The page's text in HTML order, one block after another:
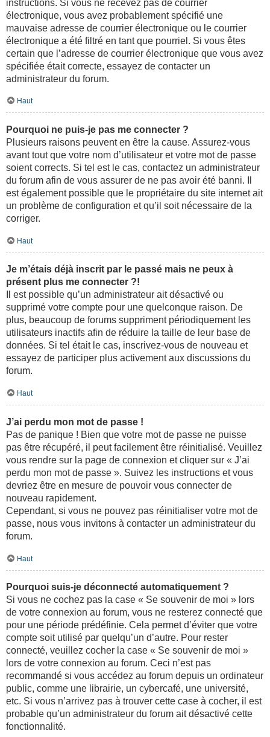
instructions. Si vous ne recevez pas de courrier
électronique, vous avez probablement spécifié une
mauvaise adresse de courrier électronique ou le courrier
électronique a été filtré en tant que pourriel. Si vous êtes
certain que l’adresse de courrier électronique que vous avez
spécifiée était correcte, essayez de contacter un
administrateur du forum.
Haut
Pourquoi ne puis-je pas me connecter ?
Plusieurs raisons peuvent en être la cause. Assurez-vous
avant tout que votre nom d’utilisateur et votre mot de passe
soient corrects. Si tel est le cas, contactez un administrateur
du forum afin de vous assurer de ne pas avoir été banni. Il
est également possible que le propriétaire du site internet ait
un problème de configuration et qu’il soit nécessaire de la
corriger.
Haut
Je m’étais déjà inscrit par le passé mais ne peux à
présent plus me connecter ?!
Il est possible qu’un administrateur ait désactivé ou
supprimé votre compte pour une quelconque raison. De
plus, beaucoup de forums suppriment périodiquement les
utilisateurs inactifs afin de réduire la taille de leur base de
données. Si tel était le cas, inscrivez-vous de nouveau et
essayez de participer plus activement aux discussions du
forum.
Haut
J’ai perdu mon mot de passe !
Pas de panique ! Bien que votre mot de passe ne puisse
pas être récupéré, il peut facilement être réinitialisé. Veuillez
vous rendre sur la page de connexion et cliquer sur « J’ai
perdu mon mot de passe ». Suivez les instructions et vous
devriez être en mesure de pouvoir vous connecter de
nouveau rapidement.
Cependant, si vous ne pouvez pas réinitialiser votre mot de
passe, nous vous invitons à contacter un administrateur du
forum.
Haut
Pourquoi suis-je déconnecté automatiquement ?
Si vous ne cochez pas la case « Se souvenir de moi » lors
de votre connexion au forum, vous ne resterez connecté que
pour une période prédéfinie. Cela permet d’éviter que votre
compte soit utilisé par quelqu’un d’autre. Pour rester
connecté, veuillez cocher la case « Se souvenir de moi »
lors de votre connexion au forum. Ceci n’est pas
recommandé si vous accédez au forum depuis un ordinateur
public, comme une librairie, un cybercafé, une université,
etc. Si vous n’arrivez pas à trouver cette case à cocher, il est
probable qu’un administrateur du forum ait désactivé cette
fonctionnalité.